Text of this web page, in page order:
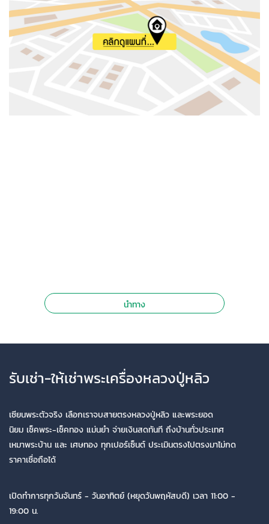
นำทาง
รับเช่า-ให้เช่าพระเครื่องหลวงปู่หลิว
เซียนพระตัวจริง เลือกเราจบสายตรงหลวงปู่หลิว และพระยอด
นิยม เช็คพระ-เช็คทอง แม่นยำ จ่ายเงินสดทันที ถึงบ้านทั่วประเทศ
เหมาพระบ้าน และ เศษทอง ทุกเปอร์เซ็นต์ ประเมินตรงไปตรงมาไม่กด
ราคาเชื่อถือได้
เปิดทำการทุกวันจันทร์ - วันอาทิตย์ (หยุดวันพฤหัสบดี) เวลา 11:00 -
19:00 น.